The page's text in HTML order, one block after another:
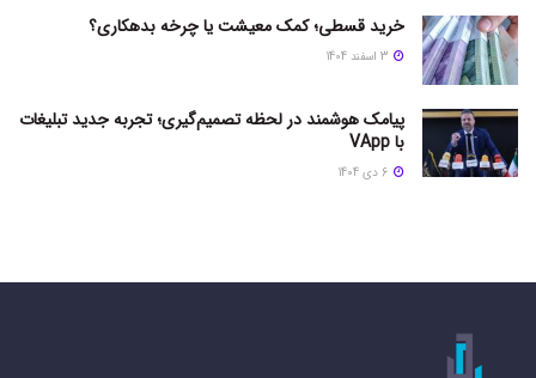
خرید قسطی؛ کمک معیشت یا چرخه بدهکاری؟
پیامک هوشمند در لحظه تصمیم‌گیری؛ تجربه جدید تبلیغات
با VApp